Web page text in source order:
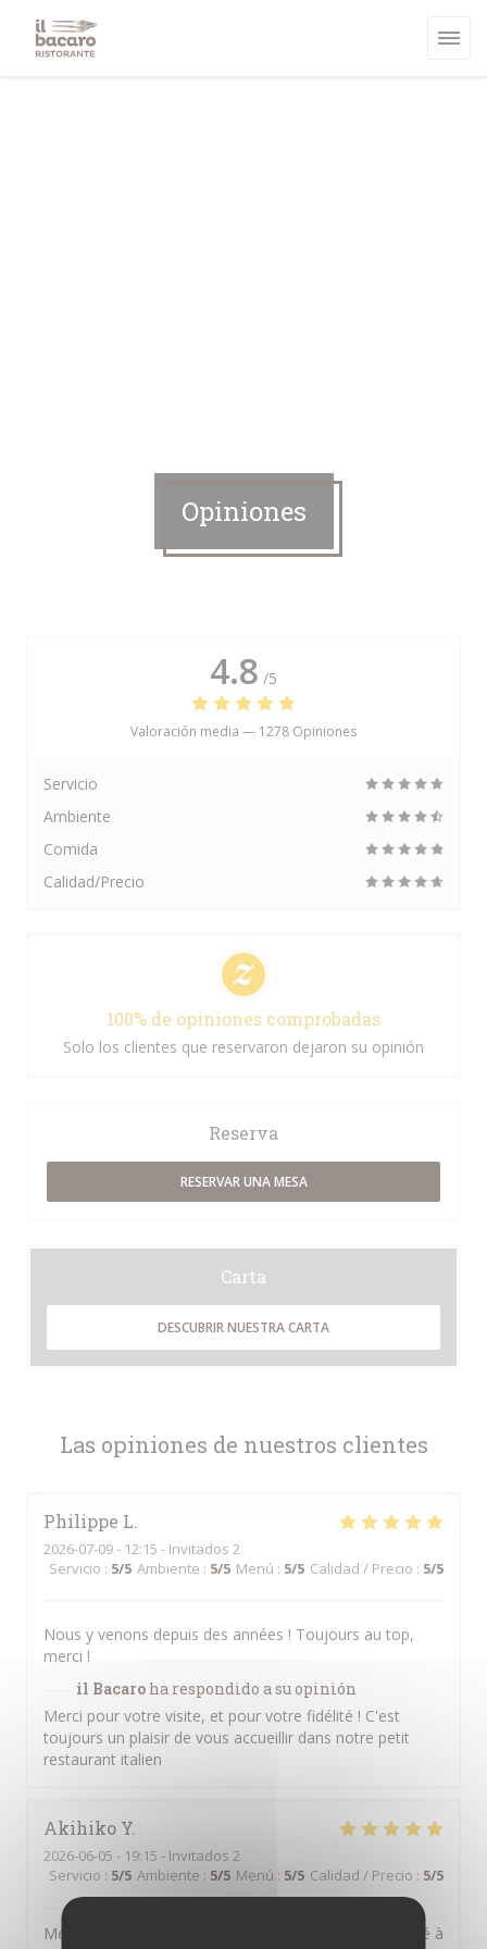
Opiniones
Las opiniones de nuestros clientes
Philippe L
2026-07-09- 12:15 - Invitados 2
Servicio : 5/5 Ambiente : 5/5 Menú : 5/5 Calidad / Precio : 5/5
Nous y venons depuis des années ! Toujours au top,
merci !
il Bacaro ha respondido a su opinión
Merci pour votre visite, et pour votre fidélité ! C'est
toujours un plaisir de vous accueillir dans notre petit
restaurant italien
Akihiko Y
2026-06-05 - 19:15 - Invitados 2
Servicio : 5/5 Ambiente : 5/5 Menú : 5/5 Calidad / Precio : 5/5
Merci pour la bonne appréciation que vous avez donné à
4.8 /5
Valoración media — 1278 Opiniones
Servicio
Ambiente
Comida
Calidad/Precio
100% de opiniones comprobadas
Solo los clientes que reservaron dejaron su opinión
Reserva
RESERVAR UNA MESA
Carta
DESCUBRIR NUESTRA CARTA